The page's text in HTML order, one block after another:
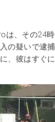
は、その24
の疑いで逮
、彼はすぐに